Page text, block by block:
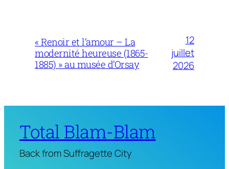
« Renoir et l’amour – La
modernité heureuse (1865-
1885) » au musée d’Orsay
12
juillet
2026
Total Blam-Blam
Back from Suffragette City